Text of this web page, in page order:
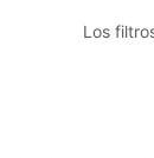
Los